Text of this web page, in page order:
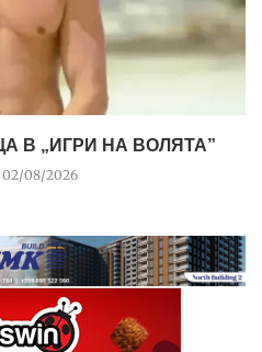
В „ИГРИ НА ВОЛЯТА”
02/08/2026